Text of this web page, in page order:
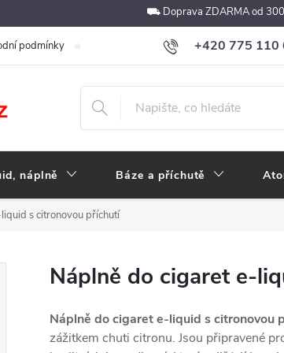
⛟ Doprava ZDARMA od
+420 775 110
obchod@e-
podmínky Podmínky ochrany osobních údajů
náplně Báze a příchutě
s citronovou příchutí
Náplně do cigaret e-
Náplně do cigaret e-liquid s citronovou
zážitkem chuti citronu. Jsou připravené